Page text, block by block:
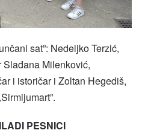
sat”: Nedeljko Terzić,
Slađana Milenković,
i istoričar i Zoltan Hegediš,
PESNICI